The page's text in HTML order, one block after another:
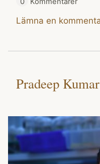
Lämna en
Pradeep